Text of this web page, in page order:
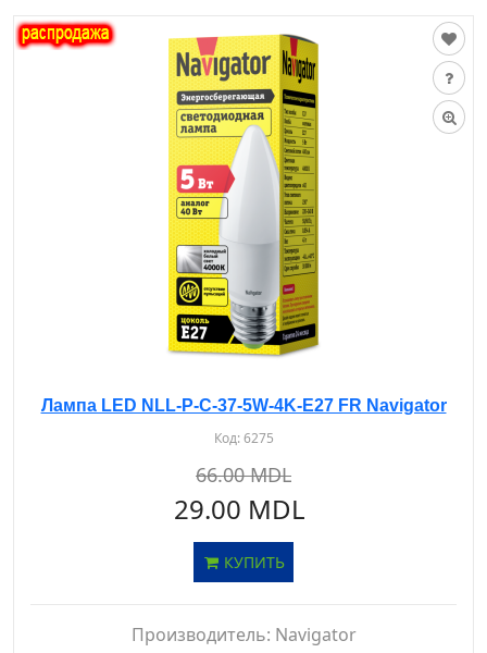
Лампа LED NLL-P-C-37-5W-4K-E27 FR Navigator
Код:6275
66.00 MDL
29.00 MDL
КУПИТЬ
Производитель: Navigator